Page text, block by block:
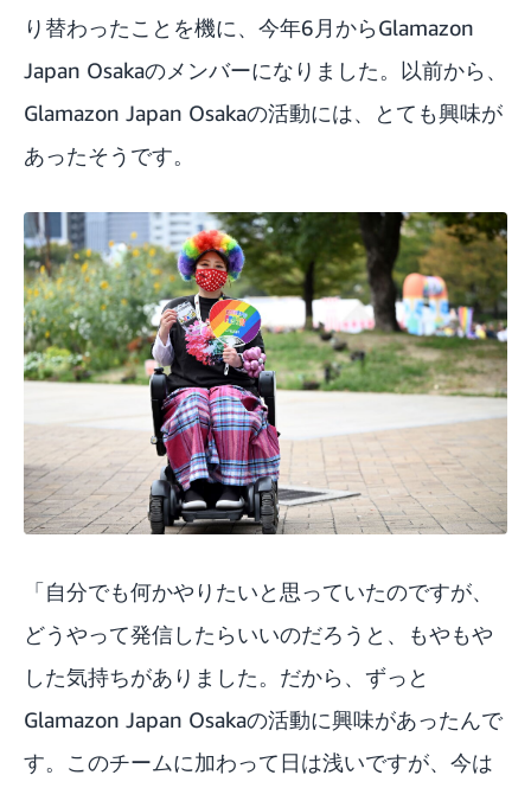
り替わったことを機に、今年6月からGlamazon
Japan Osakaのメンバーになりました。以前から、
Glamazon Japan Osakaの活動には、とても興味が
あったそうです。
「自分でも何かやりたいと思っていたのですが、
どうやって発信したらいいのだろうと、もやもや
した気持ちがありました。だから、ずっと
Glamazon Japan Osakaの活動に興味があったんで
す。このチームに加わって日は浅いですが、今は